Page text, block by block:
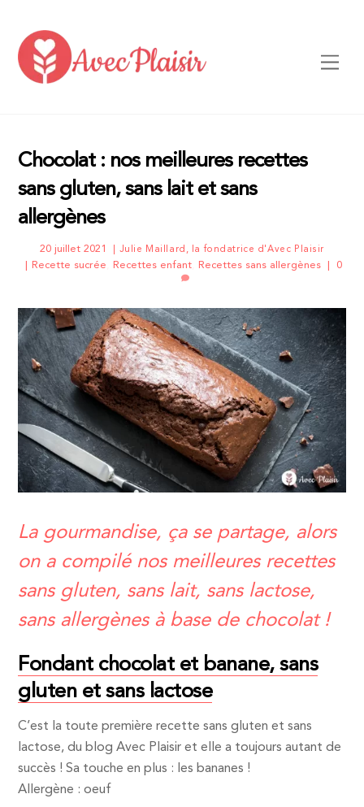
content
Chocolat : nos meilleures recettes
sans gluten, sans lait et sans
allergènes
20 juillet 2021 Julie Maillard, la fondatrice d'Avec Plaisir
Recette sucrée Recettes enfant, Recettes sans allergènes 0
La gourmandise, ça se partage, alors
on a compilé nos meilleures recettes
sans gluten, sans lait, sans lactose,
sans allergènes à base de chocolat !
Fondant chocolat et banane, sans
gluten et sans lactose
C’est la toute première recette sans gluten et sans
lactose, du blog Avec Plaisir et elle a toujours autant de
succès ! Sa touche en plus : les bananes !
Allergène : oeuf